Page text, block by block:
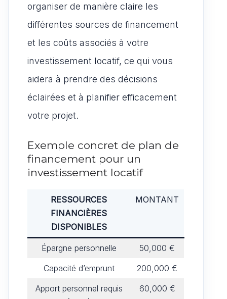
organiser de manière claire les
différentes sources de financement
et les coûts associés à votre
investissement locatif, ce qui vous
aidera à prendre des décisions
éclairées et à planifier efficacement
votre projet.
Exemple concret de plan de
financement pour un
investissement locatif
RESSOURCES
FINANCIÈRES
DISPONIBLES
MONTANT
Épargne personnelle
50,000 €
Capacité d’emprunt
200,000 €
Apport personnel requis
60,000 €